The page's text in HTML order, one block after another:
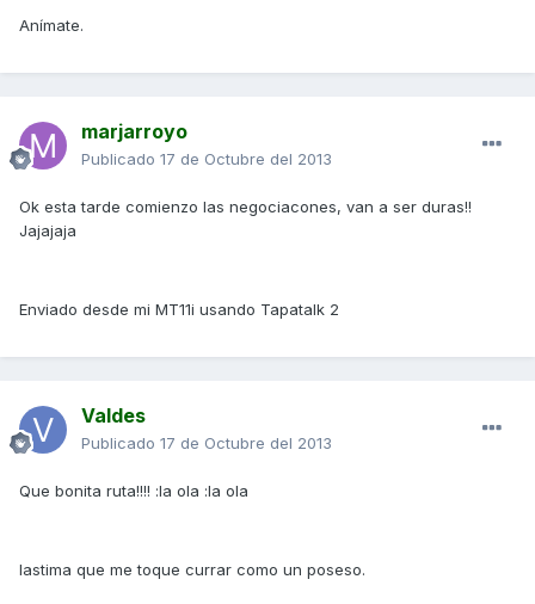
Anímate.
marjarroyo
Publicado 17 de Octubre del 2013
Ok esta tarde comienzo las negociacones, van a ser duras!!
Jajajaja
Enviado desde mi MT11i usando Tapatalk 2
Valdes
Publicado 17 de Octubre del 2013
Que bonita ruta!!!! :la ola :la ola
lastima que me toque currar como un poseso.